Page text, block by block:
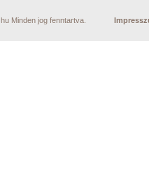
Minden jog fenntartva.